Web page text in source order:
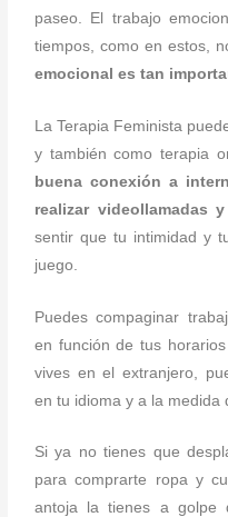
paseo. El trabajo
tiempos, como en estos,
emocional es tan
La Terapia Feminista
y también como terapia
buena conexión a
realizar videollamadas
sentir que tu intimidad y
juego.
Puedes compaginar
en función de tus
vives en el extranjero,
en tu idioma y a la medida
Si ya no tienes que
para comprarte ropa y
antoja la tienes a golpe